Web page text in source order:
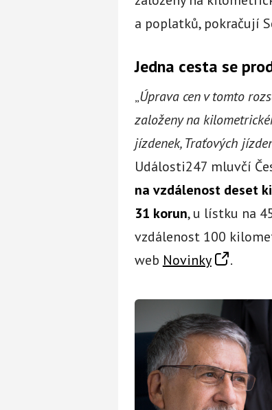
a poplatků, pokračují
Jedna cesta se
„Úprava cen v tomto
založeny na
jízdenek, Traťových
Události247 mluvčí
na vzdálenost deset
31 korun, u lístku na
vzdálenost 100
web Novinky .